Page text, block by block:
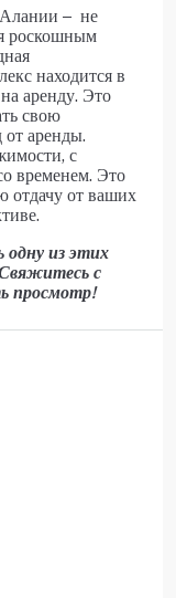
– не
роскошным
находится в
аренду. Это
свою
от аренды.
с
временем. Это
отдачу от ваших
из этих
с
просмотр!